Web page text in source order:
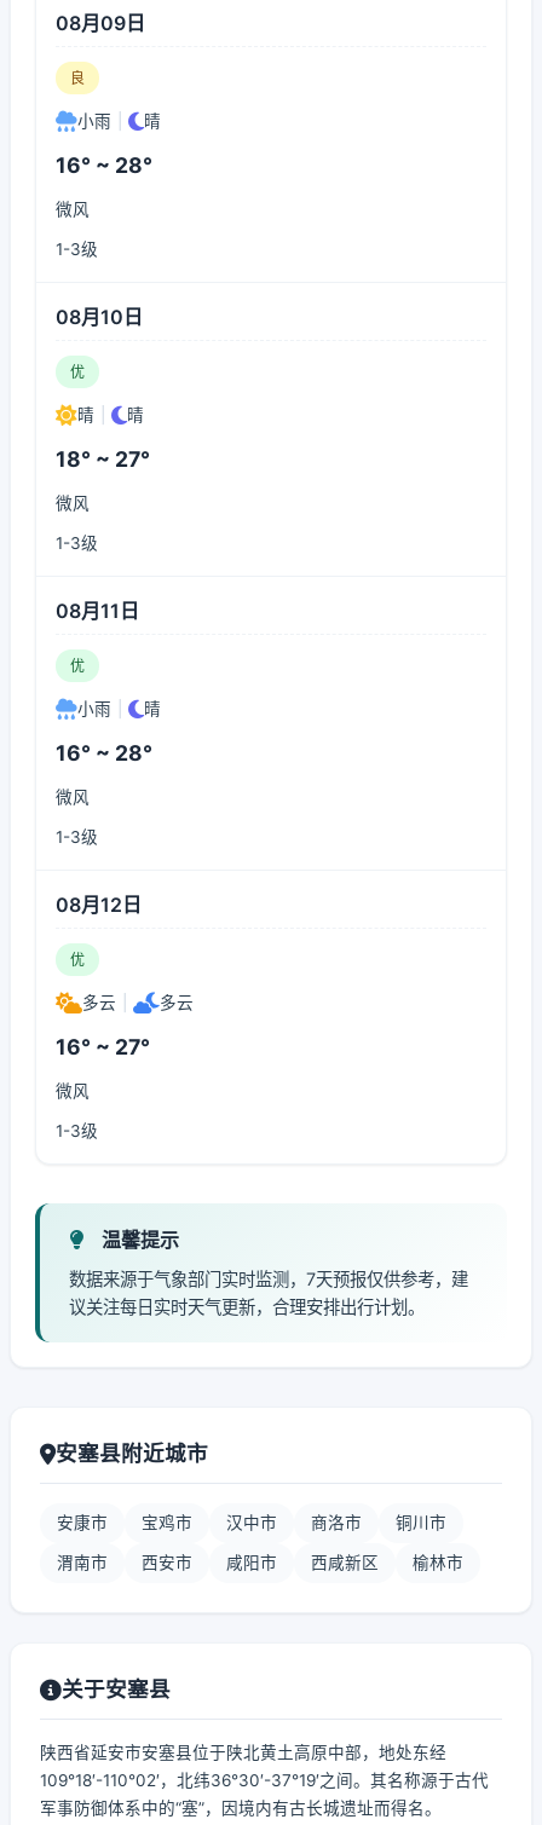
08月09日
良
小雨 晴
16° ~ 28°
微风
1-3级
08月10日
优
晴 晴
18° ~ 27°
微风
1-3级
08月11日
优
小雨 晴
16° ~ 28°
微风
1-3级
08月12日
优
多云 多云
16° ~ 27°
微风
1-3级
温馨提示
数据来源于气象部门实时监测，7天预报仅供参考，建
议关注每日实时天气更新，合理安排出行计划。
安塞县附近城市
安康市 宝鸡市 汉中市 商洛市 铜川市
渭南市 西安市 咸阳市 西咸新区 榆林市
关于安塞县
陕西省延安市安塞县位于陕北黄土高原中部，地处东经
109°18′-110°02′，北纬36°30′-37°19′之间。其名称源于古代
军事防御体系中的“塞”，因境内有古长城遗址而得名。